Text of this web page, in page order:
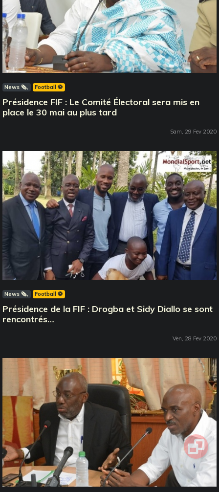
News 🗞️ Football ⚽️
Présidence FIF : Le Comité Électoral sera mis en
place le 30 mai au plus tard
Sam, 29 Fev 2020
News 🗞️ Football ⚽️
Présidence de la FIF : Drogba et Sidy Diallo se sont
rencontrés…
Ven, 28 Fev 2020